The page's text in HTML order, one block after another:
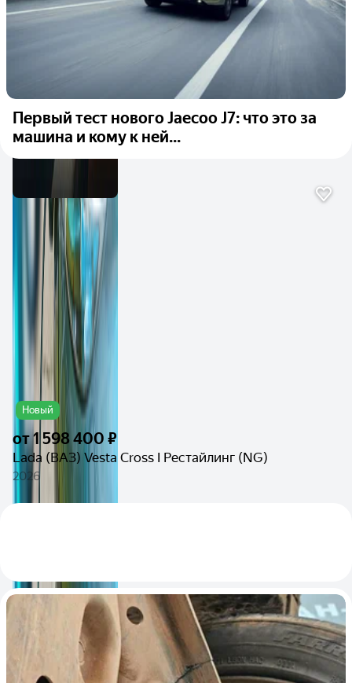
Первый тест нового Jaecoo J7: что это за
машина и кому к ней...
Новый
от1 598 400 ₽
Lada (ВАЗ) Vesta Cross I Рестайлинг (NG)
2026